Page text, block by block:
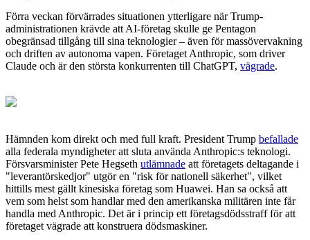
Förra veckan förvärrades situationen ytterligare när Trump-
administrationen krävde att AI-företag skulle ge Pentagon
obegränsad tillgång till sina teknologier – även för massövervakning
och driften av autonoma vapen. Företaget Anthropic, som driver
Claude och är den största konkurrenten till ChatGPT, vägrade.
Hämnden kom direkt och med full kraft. President Trump befallade
alla federala myndigheter att sluta använda Anthropic:s teknologi.
Försvarsminister Pete Hegseth utlämnade att företagets deltagande i
"leverantörskedjor" utgör en "risk för nationell säkerhet", vilket
hittills mest gällt kinesiska företag som Huawei. Han sa också att
vem som helst som handlar med den amerikanska militären inte får
handla med Anthropic. Det är i princip ett företagsdödsstraff för att
företaget vägrade att konstruera dödsmaskiner.